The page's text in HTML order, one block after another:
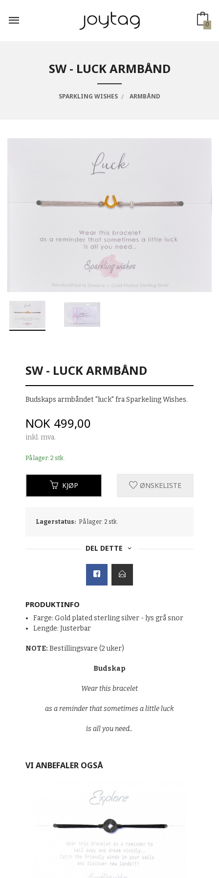
innholdet
0
SW - LUCK ARMBÅND
SPARKLING WISHES ARMBÅND
SW - LUCK ARMBÅND
Budskaps armbåndet "luck" fra Sparkeling Wishes.
Pris
NOK 499,00
inkl. mva.
På lager: 2 stk.
KJØP ØNSKELISTE
Lagerstatus: På lager: 2 stk.
DEL DETTE
PRODUKTINFO
Farge: Gold plated sterling silver - lys grå snor
Lengde: Justerbar
NOTE: Bestillingsvare (2 uker)
Budskap
Wear this bracelet
as a reminder that sometimes a little luck
is all you need..
VI ANBEFALER OGSÅ